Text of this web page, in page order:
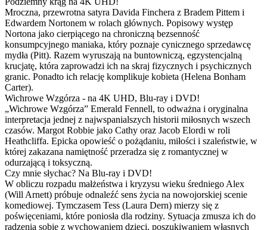
Mroczna, przewrotna satyra Davida Finchera z Bradem Pittem i
Edwardem Nortonem w rolach głównych. Popisowy występ
Nortona jako cierpiącego na chroniczną bezsenność
konsumpcyjnego maniaka, który poznaje cynicznego sprzedawcę
mydła (Pitt). Razem wyruszają na buntowniczą, egzystencjalną
krucjatę, która zaprowadzi ich na skraj fizycznych i psychicznych
granic. Ponadto ich relację komplikuje kobieta (Helena Bonham
Carter).
Wichrowe Wzgórza - na 4K UHD, Blu-ray i DVD!
„Wichrowe Wzgórza” Emerald Fennell, to odważna i oryginalna
interpretacja jednej z najwspanialszych historii miłosnych wszech
czasów. Margot Robbie jako Cathy oraz Jacob Elordi w roli
Heathcliffa. Epicka opowieść o pożądaniu, miłości i szaleństwie, w
której zakazana namiętność przeradza się z romantycznej w
odurzającą i toksyczną.
Czy mnie słychac? Na Blu-ray i DVD!
W obliczu rozpadu małżeństwa i kryzysu wieku średniego Alex
(Will Arnett) próbuje odnaleźć sens życia na nowojorskiej scenie
komediowej. Tymczasem Tess (Laura Dern) mierzy się z
poświęceniami, które poniosła dla rodziny. Sytuacja zmusza ich do
radzenia sobie z wychowaniem dzieci, poszukiwaniem własnych